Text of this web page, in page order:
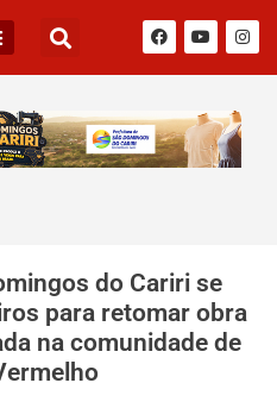
do Cariri se
para retomar obra
na comunidade de